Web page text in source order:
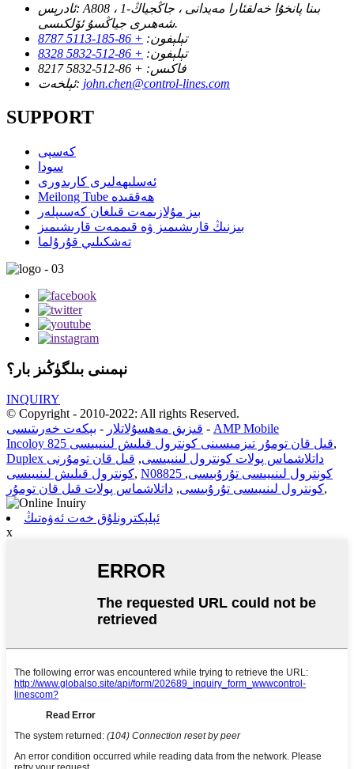
ئادرېس: A808 ، 1-بىنا پانخۇا خەلقئارا مەيدانى ، جاڭجياڭ
شەھىرى جياڭسۇ ئۆلكىسى.
تېلېفون: + 86-185-5113 8787
تېلېفون: + 86-512-5832 8328
فاكىس: + 86-512-5832 8217
ئېلخەت: john.chen@control-lines.com
SUPPORT
كەسپى
سودا
ئەسلىھەلىرى كارىدورى
Meilong Tube ھەققىدە
بىز مۇلازىمەت قىلغان كەسىپلەر
بىزنىڭ قارىشىمىز ۋە قىممەت قارىشىمىز
تەشكىلىي قۇرۇلما
نېمىنى بىلگۈڭىز بار؟
INQUIRY
© Copyright - 2010-2022: All rights Reserved.
قىزىق مەھسۇلاتلار - بېكەت خەرىتىسى - AMP Mobile
Incoloy 825 قىل قان تومۇر تىزمىسىنى كونترول قىلىش لىنىيىسى,
Duplex داتلاشماس پولات كونترول لىنىيىسى, قىل قان تومۇرنى
كونترول قىلىش لىنىيىسى, N08825 كونترول لىنىيىسى تۇرۇبىسى,
كونترول لىنىيىسى تۇرۇبىسى, داتلاشماس پولات قىل قان تومۇر ,
ئېلېكترونلۇق خەت ئەۋەتىڭ
x